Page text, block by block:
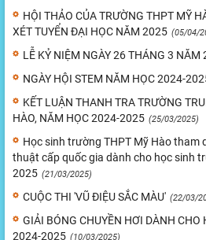
HỘI THẢO CỦA TRƯỜNG THPT MỸ
XÉT TUYỂN ĐẠI HỌC NĂM 2025 (05/04/
LỄ KỶ NIỆM NGÀY 26 THÁNG 3 NĂM
NGÀY HỘI STEM NĂM HỌC 2024-
KẾT LUẬN THANH TRA TRƯỜNG
HÀO, NĂM HỌC 2024-2025 (25/03/2025)
Học sinh trường THPT Mỹ Hào tham
thuật cấp quốc gia dành cho học sinh
2025 (21/03/2025)
CUỘC THI 'VŨ ĐIỆU SẮC MÀU' (22/03/
GIẢI BÓNG CHUYỀN HƠI DÀNH CHO
2024-2025 (10/03/2025)